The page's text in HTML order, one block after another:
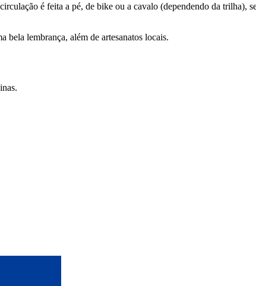
é feita a pé, de bike ou a cavalo (dependendo da trilha),
bela lembrança, além de artesanatos locais.